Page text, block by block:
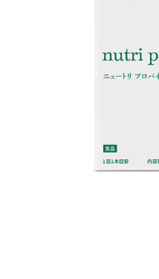
スマホを⻑時間使う